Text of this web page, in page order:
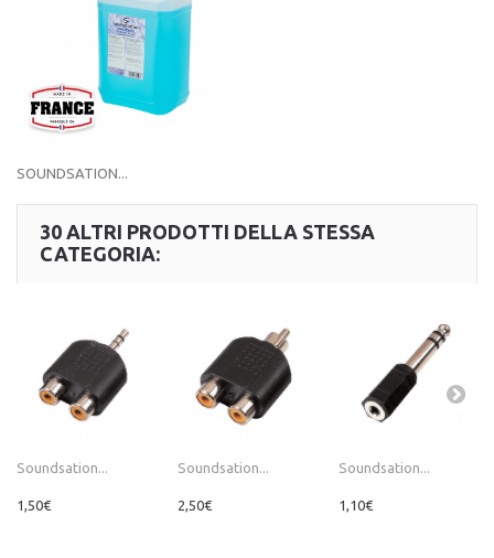
SOUNDSATION...
30 ALTRI PRODOTTI DELLA STESSA
CATEGORIA:
Soundsation...
1,50€
Soundsation...
2,50€
Soundsation...
1,10€